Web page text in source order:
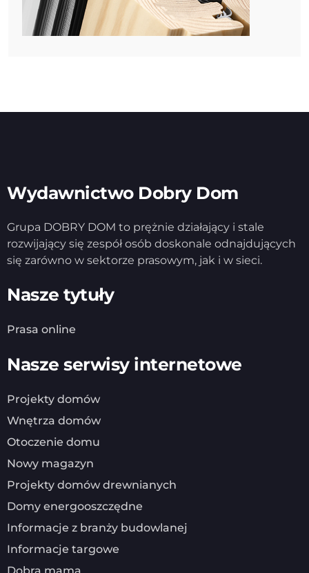
Wydawnictwo Dobry Dom
Grupa DOBRY DOM to prężnie działający i stale
rozwijający się zespół osób doskonale odnajdujących
się zarówno w sektorze prasowym, jak i w sieci.
Nasze tytuły
Prasa online
Nasze serwisy internetowe
Projekty domów
Wnętrza domów
Otoczenie domu
Nowy magazyn
Projekty domów drewnianych
Domy energooszczędne
Informacje z branży budowlanej
Informacje targowe